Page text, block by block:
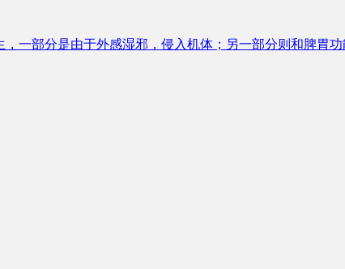
一部分是由于外感湿邪，侵入机体；另一部分则和脾胃